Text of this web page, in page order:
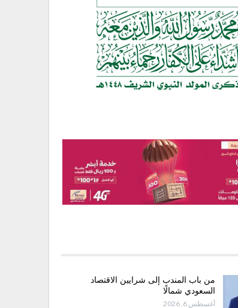
من باب المندب إلى شرايين الاقتصاد
السعودي شمالًا
أغسطس 6, 2026